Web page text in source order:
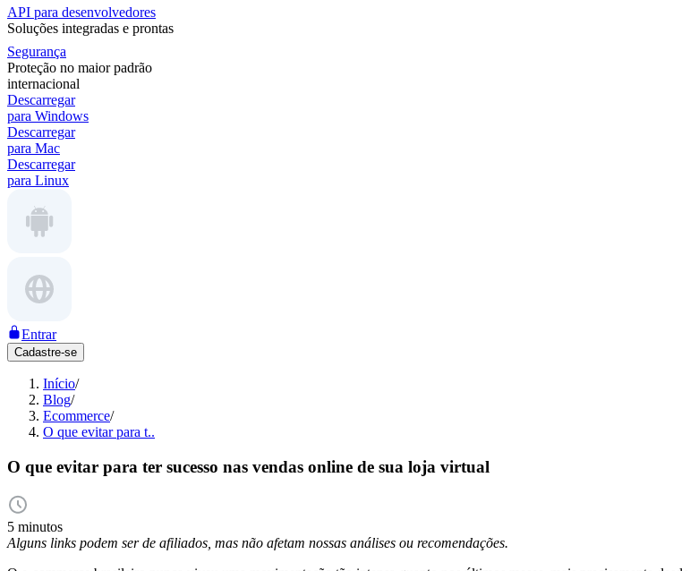
API para desenvolvedores
Soluções integradas e prontas
Segurança
Proteção no maior padrão
internacional
Descarregar
para Windows
Descarregar
para Mac
Descarregar
para Linux
Entrar
Cadastre-se
Início/
Blog/
Ecommerce/
O que evitar para t..
O que evitar para ter sucesso nas vendas online de sua loja virtual
5 minutos
Alguns links podem ser de afiliados, mas não afetam nossas análises ou recomendações.